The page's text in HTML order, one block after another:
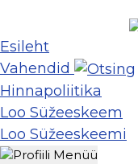
Esileht
Vahendid
Hinnapoliitika
Loo Süžeeskeem
Loo Süžeeskeemi